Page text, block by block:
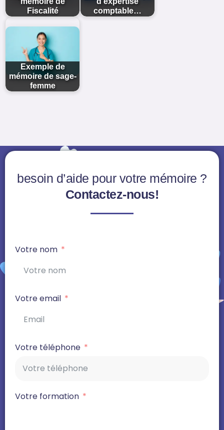
Fiscalité
comptable…
Exemple de
mémoire de sage-
femme
besoin d’aide pour votre mémoire ?
Contactez-nous!
Votre nom
Votre email
Votre téléphone
Votre formation